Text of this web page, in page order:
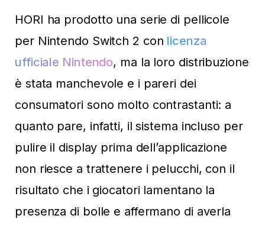
HORI ha prodotto una serie di pellicole
per Nintendo Switch 2 con licenza
ufficiale Nintendo, ma la loro distribuzione
è stata manchevole e i pareri dei
consumatori sono molto contrastanti: a
quanto pare, infatti, il sistema incluso per
pulire il display prima dell’applicazione
non riesce a trattenere i pelucchi, con il
risultato che i giocatori lamentano la
presenza di bolle e affermano di averla